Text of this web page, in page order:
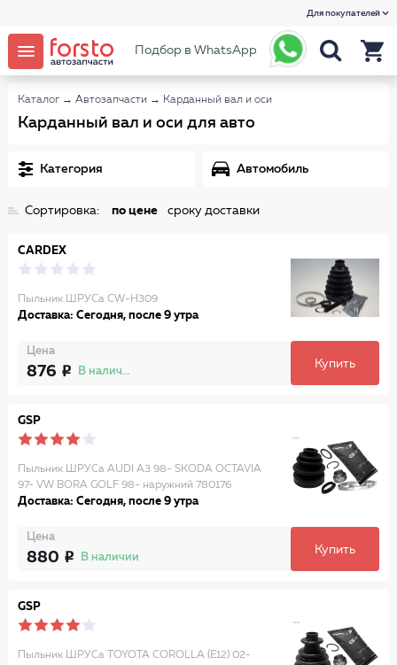
Для покупателей
Подбор в WhatsApp
Каталог → Автозапчасти → Карданный вал и оси
Карданный вал и оси для авто
Категория Автомобиль
Сортировка: по цене сроку доставки
CARDEX
Пыльник ШРУСа CW-H309
Доставка: Сегодня, после 9 утра
Цена
876 В наличии
Купить
GSP
Пыльник ШРУСа AUDI A3 98- SKODA OCTAVIA
97- VW BORA GOLF 98- наружний 780176
Доставка: Сегодня, после 9 утра
Цена
880 В наличии
Купить
GSP
Пыльник ШРУСа TOYOTA COROLLA (E12) 02-